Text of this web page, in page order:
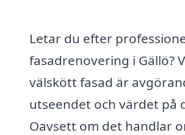
Letar du efter
fasadrenovering i Gällö?
välskött fasad är
utseendet och värdet på
Oavsett om det handlar